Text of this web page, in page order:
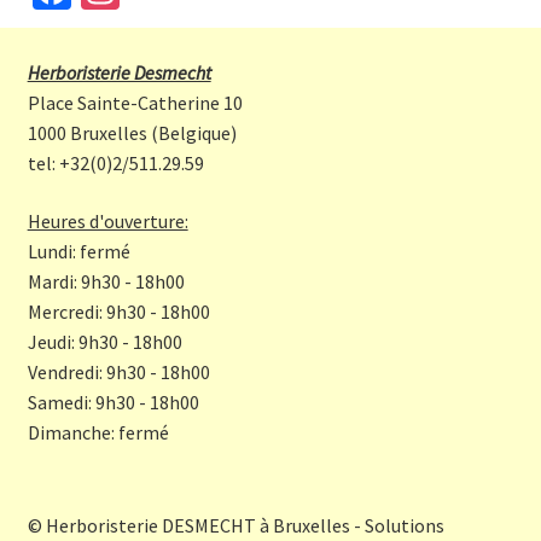
ce
b
o
o
k
st
a
gr
a
m
Herboristerie Desmecht
Place Sainte-Catherine 10
1000 Bruxelles (Belgique)
tel: +32(0)2/511.29.59
Heures d'ouverture:
Lundi: fermé
Mardi: 9h30 - 18h00
Mercredi: 9h30 - 18h00
Jeudi: 9h30 - 18h00
Vendredi: 9h30 - 18h00
Samedi: 9h30 - 18h00
Dimanche: fermé
© Herboristerie DESMECHT à Bruxelles - Solutions